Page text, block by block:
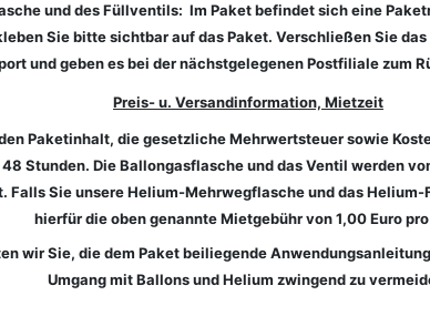
und des Füllventils: Im Paket befindet sich eine
Sie bitte sichtbar auf das Paket. Verschließen Sie
und geben es bei der nächstgelegenen Postfiliale zum
Preis- u. Versandinformation, Mietzeit
Paketinhalt, die gesetzliche Mehrwertsteuer sowie
Stunden. Die Ballongasflasche und das Ventil werden
Falls Sie unsere Helium-Mehrwegflasche und das
hierfür die oben genannte Mietgebühr von 1,00 Euro
wir Sie, die dem Paket beiliegende
Umgang mit Ballons und Helium zwingend zu